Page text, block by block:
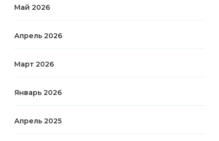
Май 2026
Апрель 2026
Март 2026
Январь 2026
Апрель 2025